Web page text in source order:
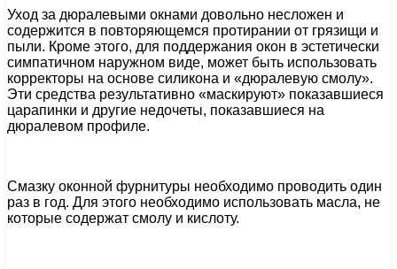
Уход за дюралевыми окнами довольно несложен и
содержится в повторяющемся протирании от грязищи и
пыли. Кроме этого, для поддержания окон в эстетически
симпатичном наружном виде, может быть использовать
корректоры на основе силикона и «дюралевую смолу».
Эти средства результативно «маскируют» показавшиеся
царапинки и другие недочеты, показавшиеся на
дюралевом профиле.
Смазку оконной фурнитуры необходимо проводить один
раз в год. Для этого необходимо использовать масла, не
которые содержат смолу и кислоту.